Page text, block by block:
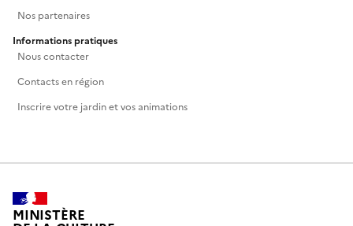
Nos partenaires
Informations pratiques
Nous contacter
Contacts en région
Inscrire votre jardin et vos animations
MINISTÈRE